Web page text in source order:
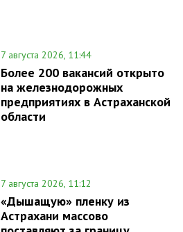
7 августа 2026, 11:44
Более 200 вакансий открыто
на железнодорожных
предприятиях в Астраханской
области
7 августа 2026, 11:12
«Дышащую» пленку из
Астрахани массово